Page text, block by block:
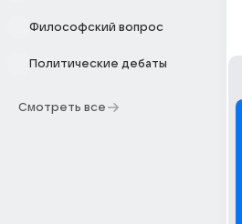
Философский вопрос
Политические дебаты
Смотреть все